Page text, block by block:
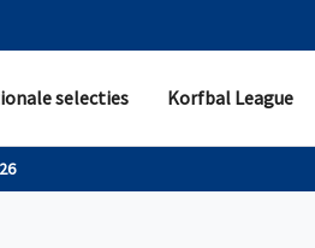
selecties Korfbal League